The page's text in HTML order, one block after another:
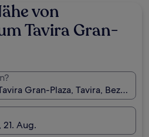
von
Tavira Gran-
Gran-Plaza, Tavira, Bezirk
Aug.